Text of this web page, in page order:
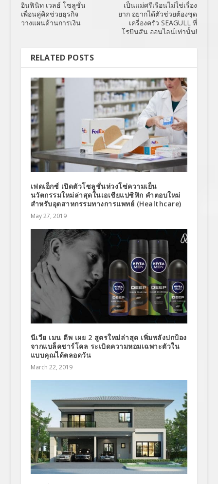
อินฟินิท เวลธ์ โซลูชั่น
เพื่อนคู่คิดช่วยธุรกิจ
วางแผนด้านการเงิน
เป็นแม่ศรีเรือนไม่ใช่เรื่อง
ยาก อยากได้ตัวช่วยต้องชุด
เครื่องครัว SEAGULL ที่
โรบินสัน ออนไลน์เท่านั้น!
RELATED POSTS
เฟดเอ็กซ์ เปิดตัวโซลูชั่นห่วงโซ่ความเย็น
นวัตกรรมใหม่ล่าสุดในเอเชียแปซิฟิก คำตอบใหม่
สำหรับอุตสาหกรรมทางการแพทย์ (Healthcare)
May 27, 2019
นีเวีย เมน ดีพ เผย 2 สูตรใหม่ล่าสุด เพิ่มพลังปกป้อง
จากแบล็คชาร์โคล ระเบิดความหอมเฉพาะตัวใน
แบบคุณได้ตลอดวัน
March 22, 2019